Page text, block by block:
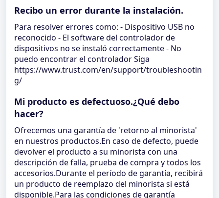
Recibo un error durante la instalación.
Para resolver errores como: - Dispositivo USB no
reconocido - El software del controlador de
dispositivos no se instaló correctamente - No
puedo encontrar el controlador Siga
https://www.trust.com/en/support/troubleshootin
g/
Mi producto es defectuoso.¿Qué debo
hacer?
Ofrecemos una garantía de 'retorno al minorista'
en nuestros productos.En caso de defecto, puede
devolver el producto a su minorista con una
descripción de falla, prueba de compra y todos los
accesorios.Durante el período de garantía, recibirá
un producto de reemplazo del minorista si está
disponible.Para las condiciones de garantía